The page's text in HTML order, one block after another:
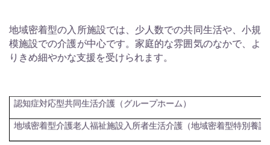
地域密着型の入所施設では、少人数での共同生活や、小規
模施設での介護が中心です。家庭的な雰囲気のなかで、よ
りきめ細やかな支援を受けられます。
認知症対応型共同生活介護（グループホーム）
地域密着型介護老人福祉施設入所者生活介護（地域密着型特別養護